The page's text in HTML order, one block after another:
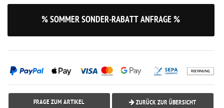
% SOMMER SONDER-RABATT ANFRAGE %
FRAGE ZUM ARTIKEL ZURÜCK ZUR ÜBERSICHT